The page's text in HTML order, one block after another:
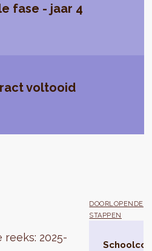
fase - jaar 4
voltooid
2025-
DOORLOPENDE
STAPPEN